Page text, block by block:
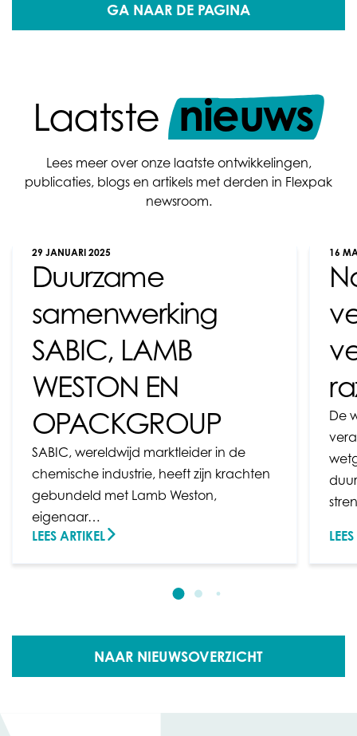
GA NAAR DE PAGINA
Laatste nieuws
Lees meer over onze laatste ontwikkelingen,
publicaties, blogs en artikels met derden in Flexpak
newsroom.
Duurzame
samenwerking
SABIC, LAMB
WESTON EN
OPACKGROUP
29 JANUARI 2025
SABIC, wereldwijd marktleider in de
chemische industrie, heeft zijn krachten
gebundeld met Lamb Weston,
eigenaar…
LEES ARTIKEL
16
De
NAAR NIEUWSOVERZICHT